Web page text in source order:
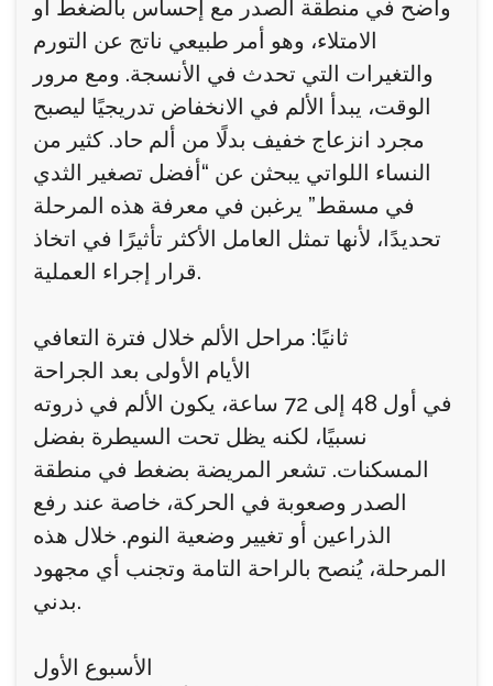
واضح في منطقة الصدر مع إحساس بالضغط أو
الامتلاء، وهو أمر طبيعي ناتج عن التورم
والتغيرات التي تحدث في الأنسجة. ومع مرور
الوقت، يبدأ الألم في الانخفاض تدريجيًا ليصبح
مجرد انزعاج خفيف بدلًا من ألم حاد. كثير من
النساء اللواتي يبحثن عن “أفضل تصغير الثدي
في مسقط” يرغبن في معرفة هذه المرحلة
تحديدًا، لأنها تمثل العامل الأكثر تأثيرًا في اتخاذ
قرار إجراء العملية.
ثانيًا: مراحل الألم خلال فترة التعافي
الأيام الأولى بعد الجراحة
في أول 48 إلى 72 ساعة، يكون الألم في ذروته
نسبيًا، لكنه يظل تحت السيطرة بفضل
المسكنات. تشعر المريضة بضغط في منطقة
الصدر وصعوبة في الحركة، خاصة عند رفع
الذراعين أو تغيير وضعية النوم. خلال هذه
المرحلة، يُنصح بالراحة التامة وتجنب أي مجهود
بدني.
الأسبوع الأول